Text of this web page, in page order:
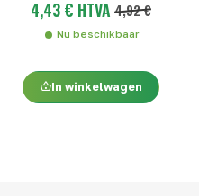
4,43 € HTVA 4,92 €
Nu beschikbaar
In winkelwagen